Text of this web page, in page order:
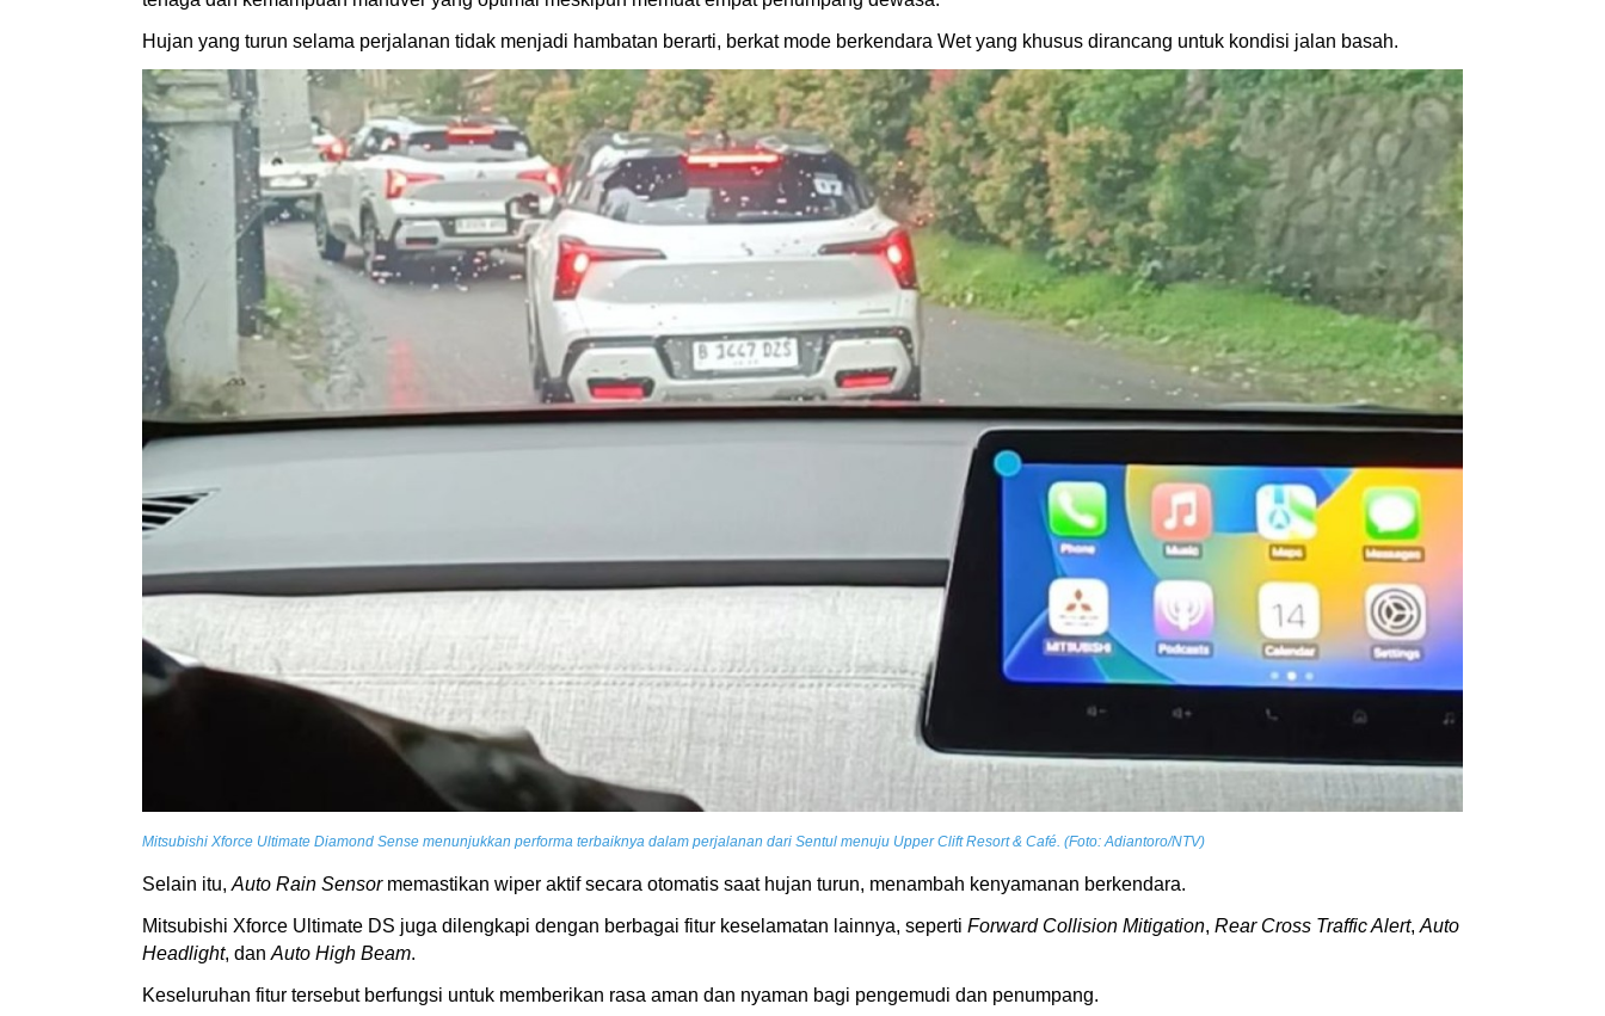
Hujan yang turun selama perjalanan tidak menjadi hambatan berarti, berkat mode berkendara Wet yang khusus dirancang untuk kondisi jalan basah.
Mitsubishi Xforce Ultimate Diamond Sense menunjukkan performa terbaiknya dalam perjalanan dari Sentul menuju Upper Clift Resort & Café. (Foto: Adiantoro/NTV)
Selain itu, Auto Rain Sensormemastikan wiper aktif secara otomatis saat hujan turun, menambah kenyamanan berkendara.
Mitsubishi Xforce Ultimate DS juga dilengkapi dengan berbagai fitur keselamatan lainnya, seperti Forward Collision Mitigation, Rear Cross Traffic Alert, Auto
Headlight, dan Auto High Beam.
Keseluruhan fitur tersebut berfungsi untuk memberikan rasa aman dan nyaman bagi pengemudi dan penumpang.